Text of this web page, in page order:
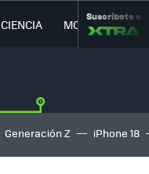
CIENCIA MOVILIDAD
Suscríbete a
Generación Z iPhone 18